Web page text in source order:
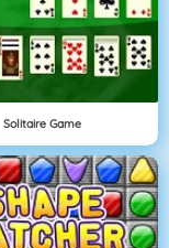
Solitaire Game